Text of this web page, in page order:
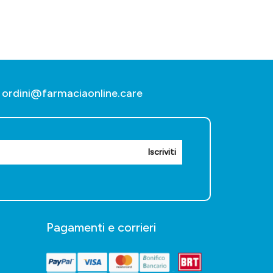
ordini@farmaciaonline.care
Iscriviti
Pagamenti e corrieri